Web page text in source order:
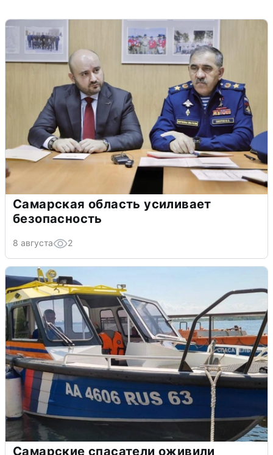
Самарская область усиливает
безопасность
8 августа 2
Самарские спасатели оживили